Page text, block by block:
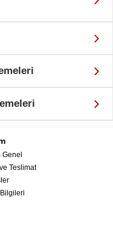
Genel
Teslimat